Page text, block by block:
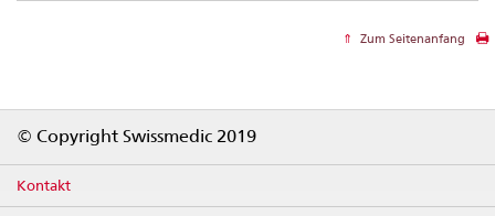
Zum Seitenanfang
© Copyright Swissmedic 2019
Kontakt